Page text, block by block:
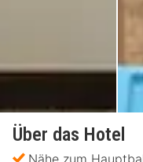
Über das Hotel